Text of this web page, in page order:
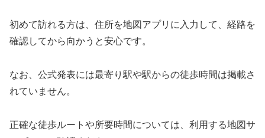
初めて訪れる方は、住所を地図アプリに入力して、経路を
確認してから向かうと安心です。
なお、公式発表には最寄り駅や駅からの徒歩時間は掲載さ
れていません。
正確な徒歩ルートや所要時間については、利用する地図サ